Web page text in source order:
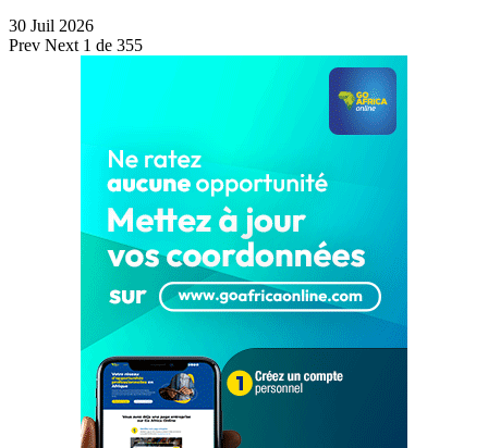
30 Juil 2026
Prev Next 1 de 355